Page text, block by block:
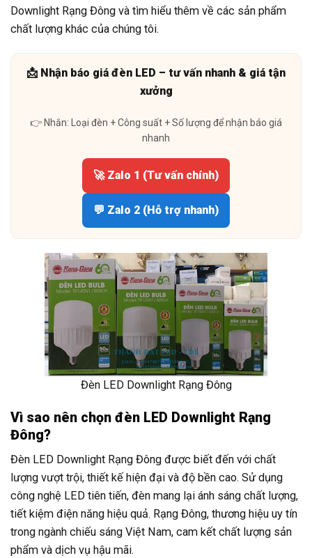
Downlight Rạng Đông và tìm hiểu thêm về các sản phẩm
chất lượng khác của chúng tôi.
📩 Nhận báo giá đèn LED – tư vấn nhanh & giá tận
xưởng
👉 Nhắn: Loại đèn + Công suất + Số lượng để nhận báo giá
nhanh
🚀 Zalo 1 (Tư vấn chính)
💬 Zalo 2 (Hỗ trợ nhanh)
Đèn LED Downlight Rạng Đông
Vì sao nên chọn đèn LED Downlight Rạng
Đông?
Đèn LED Downlight Rạng Đông được biết đến với chất
lượng vượt trội, thiết kế hiện đại và độ bền cao. Sử dụng
công nghệ LED tiên tiến, đèn mang lại ánh sáng chất lượng,
tiết kiệm điện năng hiệu quả. Rạng Đông, thương hiệu uy tín
trong ngành chiếu sáng Việt Nam, cam kết chất lượng sản
phẩm và dịch vụ hậu mãi.